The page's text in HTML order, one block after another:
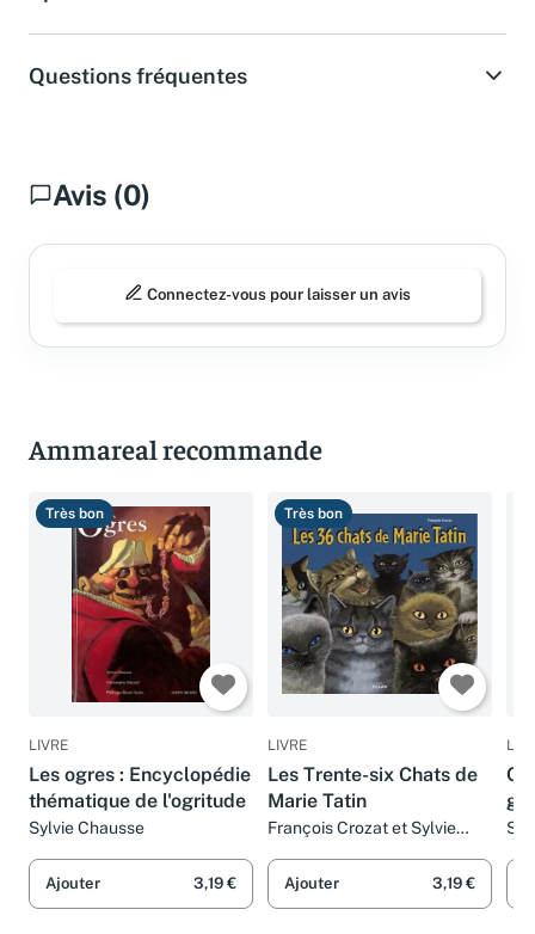
Questions fréquentes
Avis (0)
Connectez-vous pour laisser un avis
Ammareal recommande
Très bon
LIVRE
Les ogres : Encyclopédie
thématique de l'ogritude
Sylvie Chausse
Ajouter 3,19 €
Très bon
LIVRE
Les Trente-six Chats de
Marie Tatin
François Crozat et Sylvie
Ajouter 3,19 €